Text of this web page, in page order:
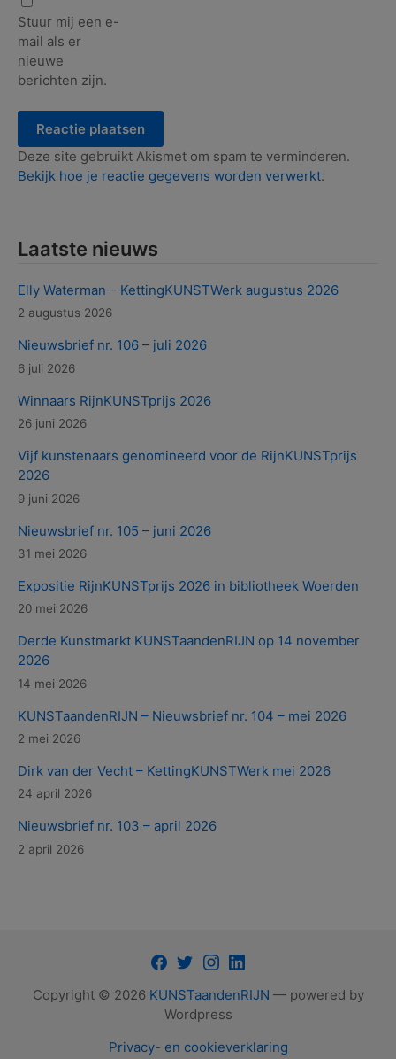
Stuur mij een e-
mail als er
nieuwe
berichten zijn.
Deze site gebruikt Akismet om spam te verminderen.
Bekijk hoe je reactie gegevens worden verwerkt.
Laatste nieuws
Elly Waterman – KettingKUNSTWerk augustus 2026
2 augustus 2026
Nieuwsbrief nr. 106 – juli 2026
6 juli 2026
Winnaars RijnKUNSTprijs 2026
26 juni 2026
Vijf kunstenaars genomineerd voor de RijnKUNSTprijs
2026
9 juni 2026
Nieuwsbrief nr. 105 – juni 2026
31 mei 2026
Expositie RijnKUNSTprijs 2026 in bibliotheek Woerden
20 mei 2026
Derde Kunstmarkt KUNSTaandenRIJN op 14 november
2026
14 mei 2026
KUNSTaandenRIJN – Nieuwsbrief nr. 104 – mei 2026
2 mei 2026
Dirk van der Vecht – KettingKUNSTWerk mei 2026
24 april 2026
Nieuwsbrief nr. 103 – april 2026
2 april 2026
Facebook
TwitterInstagram
LinkedIn
Copyright © 2026 KUNSTaandenRIJN — powered by
Wordpress
Privacy- en cookieverklaring